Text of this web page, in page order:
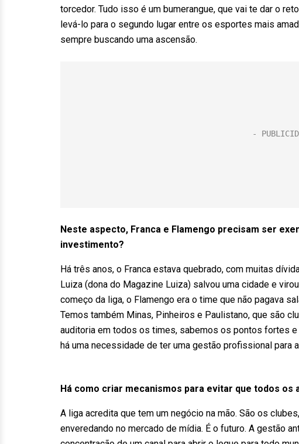
torcedor. Tudo isso é um bumerangue, que vai te dar o
levá-lo para o segundo lugar entre os esportes mais
sempre buscando uma ascensão.
Neste aspecto, Franca e Flamengo precisam ser
investimento?
Há três anos, o Franca estava quebrado, com muitas
Luiza (dona do Magazine Luiza) salvou uma cidade e
começo da liga, o Flamengo era o time que não pagava
Temos também Minas, Pinheiros e Paulistano, que são
auditoria em todos os times, sabemos os pontos fortes
há uma necessidade de ter uma gestão profissional para
Há como criar mecanismos para evitar que todos os
A liga acredita que tem um negócio na mão. São os
enveredando no mercado de mídia. É o futuro. A gestão